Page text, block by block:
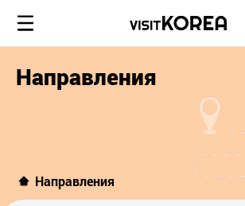
Направления
Направления